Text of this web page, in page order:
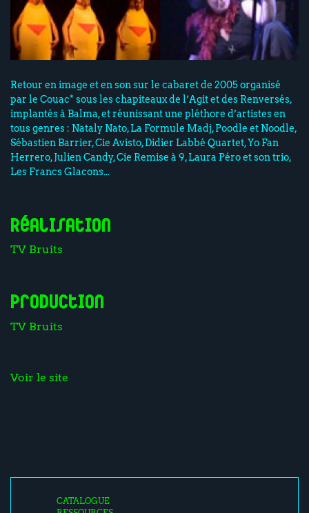
Retour en image et en son sur le cabaret de 2005 organisé
par le Couac* sous les chapiteaux de l’Agit et des Renversés,
implantés à Balma, et réunissant une pléthore d’artistes en
tous genres : Nataly Nato, La Formule Madj, Poodle et Noodle,
Sébastien Barrier, Cie Avisto, Didier Labbé Quartet, Yo Fan
Herrero, Julien Candy, Cie Remise à 9, Laura Péro et son trio,
Les Francs Glacons...
Réalisation
TV Bruits
Production
TV Bruits
Voir le site
CATALOGUE